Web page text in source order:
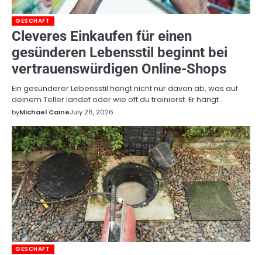
GESCHAFT
Cleveres Einkaufen für einen
gesünderen Lebensstil beginnt bei
vertrauenswürdigen Online-Shops
Ein gesünderer Lebensstil hängt nicht nur davon ab, was auf
deinem Teller landet oder wie oft du trainierst. Er hängt…
byMichael CaineJuly 26, 2026
GESCHAFT